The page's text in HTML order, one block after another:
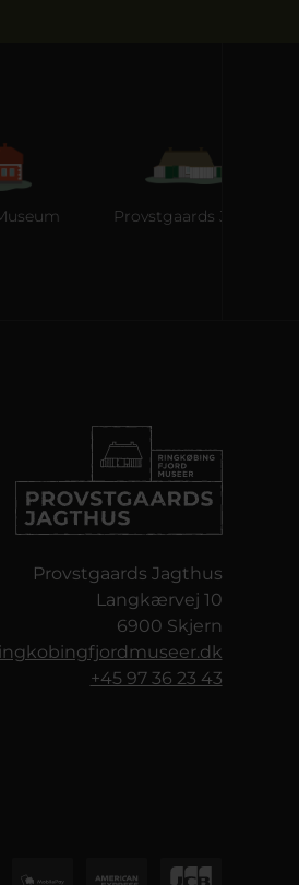
Provstgaards Jagthus
Provstgaards Jagthus
Langkærvej 10
6900 Skjern
+45 97 36 23 43